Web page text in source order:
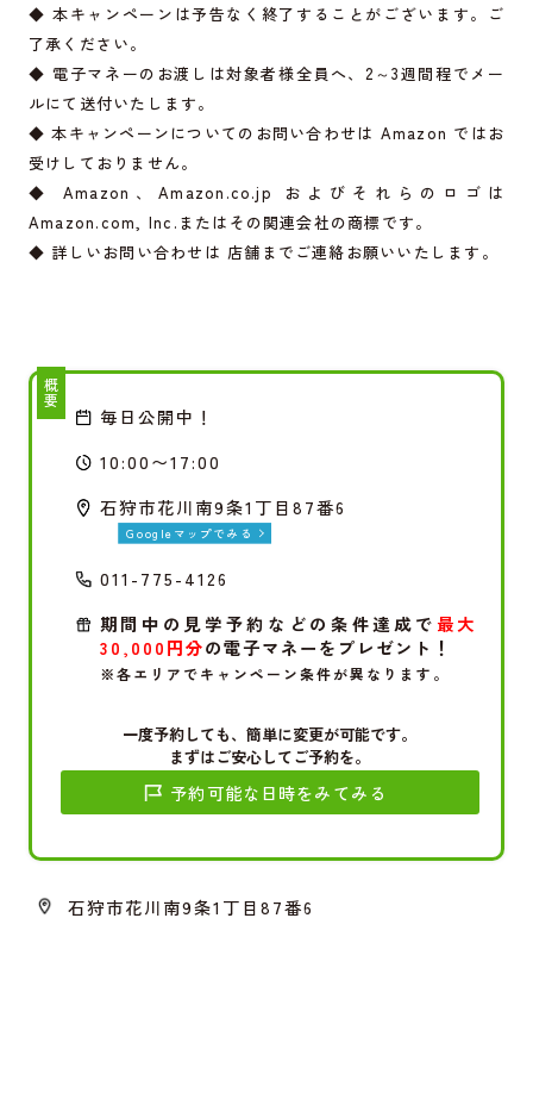
◆ 本キャンペーンは予告なく終了することがございます。ご
了承ください。
◆ 電子マネーのお渡しは対象者様全員へ、2～3週間程でメー
ルにて送付いたします。
◆ 本キャンペーンについてのお問い合わせは Amazon ではお
受けしておりません。
◆ Amazon、Amazon.co.jp
およびそれらのロゴは
Amazon.com, Inc.またはその関連会社の商標です。
◆ 詳しいお問い合わせは 店舗までご連絡お願いいたします。
概要
毎日公開中！
10:00〜17:00
石狩市花川南9条1丁目87番6
Googleマップでみる
011-775-4126
期間中の見学予約などの条件達成で最大
30,000円分の電子マネーをプレゼント！
※各エリアでキャンペーン条件が異なります。
一度予約しても、簡単に変更が可能です。
まずはご安心してご予約を。
予約可能な日時をみてみる
石狩市花川南9条1丁目87番6